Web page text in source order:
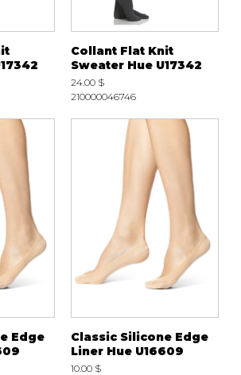
Collant Flat Knit
Sweater Hue U17342
24.00 $
210000046746
Edge
Classic Silicone Edge
Liner Hue U16609
10.00 $